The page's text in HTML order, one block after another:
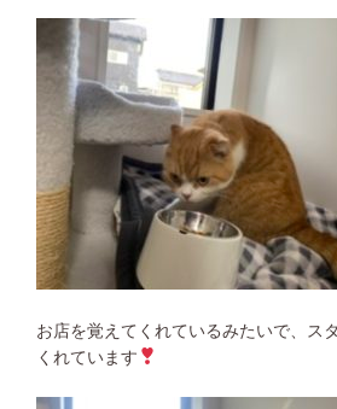
お店を覚えてくれているみたいで、ス
くれています